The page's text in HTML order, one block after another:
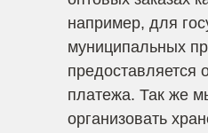
например, для
муниципальных
предоставляется
платежа. Так же
организовать